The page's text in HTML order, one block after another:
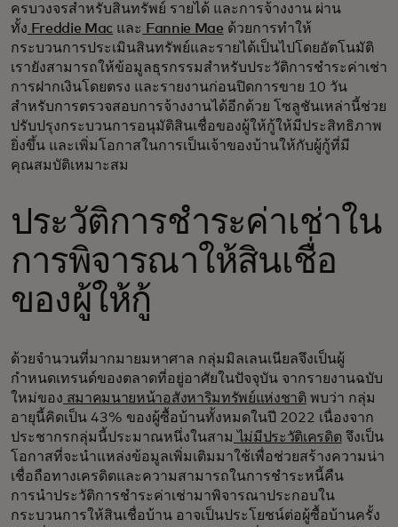
ครบวงจรสำหรับสินทรัพย์ รายได้ และการจ้างงาน ผ่าน
ทั้ง Freddie Mac และ Fannie Mae ด้วยการทำให้
กระบวนการประเมินสินทรัพย์และรายได้เป็นไปโดยอัตโนมัติ
เรายังสามารถให้ข้อมูลธุรกรรมสำหรับประวัติการชำระค่าเช่า
การฝากเงินโดยตรง และรายงานก่อนปิดการขาย 10 วัน
สำหรับการตรวจสอบการจ้างงานได้อีกด้วย โซลูชันเหล่านี้ช่วย
ปรับปรุงกระบวนการอนุมัติสินเชื่อของผู้ให้กู้ให้มีประสิทธิภาพ
ยิ่งขึ้น และเพิ่มโอกาสในการเป็นเจ้าของบ้านให้กับผู้กู้ที่มี
คุณสมบัติเหมาะสม
ประวัติการชำระค่าเช่าใน
การพิจารณาให้สินเชื่อ
ของผู้ให้กู้
ด้วยจำนวนที่มากมายมหาศาล กลุ่มมิลเลนเนียลจึงเป็นผู้
กำหนดเทรนด์ของตลาดที่อยู่อาศัยในปัจจุบัน จากรายงานฉบับ
ใหม่ของ สมาคมนายหน้าอสังหาริมทรัพย์แห่งชาติพบว่า กลุ่ม
อายุนี้คิดเป็น 43% ของผู้ซื้อบ้านทั้งหมดในปี 2022 เนื่องจาก
ประชากรกลุ่มนี้ประมาณหนึ่งในสาม ไม่มีประวัติเครดิตจึงเป็น
โอกาสที่จะนำแหล่งข้อมูลเพิ่มเติมมาใช้เพื่อช่วยสร้างความน่า
เชื่อถือทางเครดิตและความสามารถในการชำระหนี้คืน
การนำประวัติการชำระค่าเช่ามาพิจารณาประกอบใน
กระบวนการให้สินเชื่อบ้าน อาจเป็นประโยชน์ต่อผู้ซื้อบ้านครั้ง